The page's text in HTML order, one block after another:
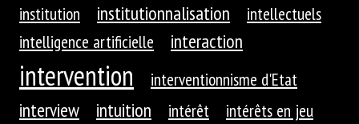
institution
institutionnalisation
intellectuels
intelligence artificielle
interaction
intervention interventionnisme d'Etat
interview intuition intérêt
intérêts en jeu